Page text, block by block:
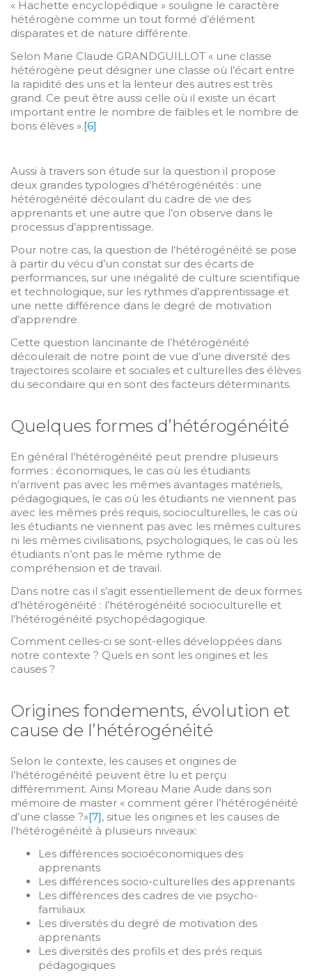
« Hachette encyclopédique » souligne le caractère
hétérogène comme un tout formé d’élément
disparates et de nature différente.
Selon Marie Claude GRANDGUILLOT « une classe
hétérogène peut désigner une classe où l’écart entre
la rapidité des uns et la lenteur des autres est très
grand. Ce peut être aussi celle où il existe un écart
important entre le nombre de faibles et le nombre de
bons élèves ».[6]
Aussi à travers son étude sur la question il propose
deux grandes typologies d’hétérogénéités : une
hétérogénéité découlant du cadre de vie des
apprenants et une autre que l’on observe dans le
processus d’apprentissage.
Pour notre cas, la question de l’hétérogénéité se pose
à partir du vécu d’un constat sur des écarts de
performances, sur une inégalité de culture scientifique
et technologique, sur les rythmes d’apprentissage et
une nette différence dans le degré de motivation
d’apprendre.
Cette question lancinante de l’hétérogénéité
découlerait de notre point de vue d’une diversité des
trajectoires scolaire et sociales et culturelles des élèves
du secondaire qui en sont des facteurs déterminants.
Quelques formes d’hétérogénéité
En général l’hétérogénéité peut prendre plusieurs
formes : économiques, le cas où les étudiants
n’arrivent pas avec les mêmes avantages matériels,
pédagogiques, le cas où les étudiants ne viennent pas
avec les mêmes prés requis, socioculturelles, le cas où
les étudiants ne viennent pas avec les mêmes cultures
ni les mêmes civilisations, psychologiques, le cas où les
étudiants n’ont pas le même rythme de
compréhension et de travail.
Dans notre cas il s’agit essentiellement de deux formes
d’hétérogénéité : l’hétérogénéité socioculturelle et
l’hétérogénéité psychopédagogique.
Comment celles-ci se sont-elles développées dans
notre contexte ? Quels en sont les origines et les
causes ?
Origines fondements, évolution et
cause de l’hétérogénéité
Selon le contexte, les causes et origines de
l’hétérogénéité peuvent être lu et perçu
différemment. Ainsi Moreau Marie Aude dans son
mémoire de master « comment gérer l’hétérogénéité
d’une classe ?»[7], situe les origines et les causes de
l’hétérogénéité à plusieurs niveaux:
Les différences socioéconomiques des
apprenants
Les différences socio-culturelles des apprenants
Les différences des cadres de vie psycho-
familiaux
Les diversités du degré de motivation des
apprenants
Les diversités des profils et des prés requis
pédagogiques